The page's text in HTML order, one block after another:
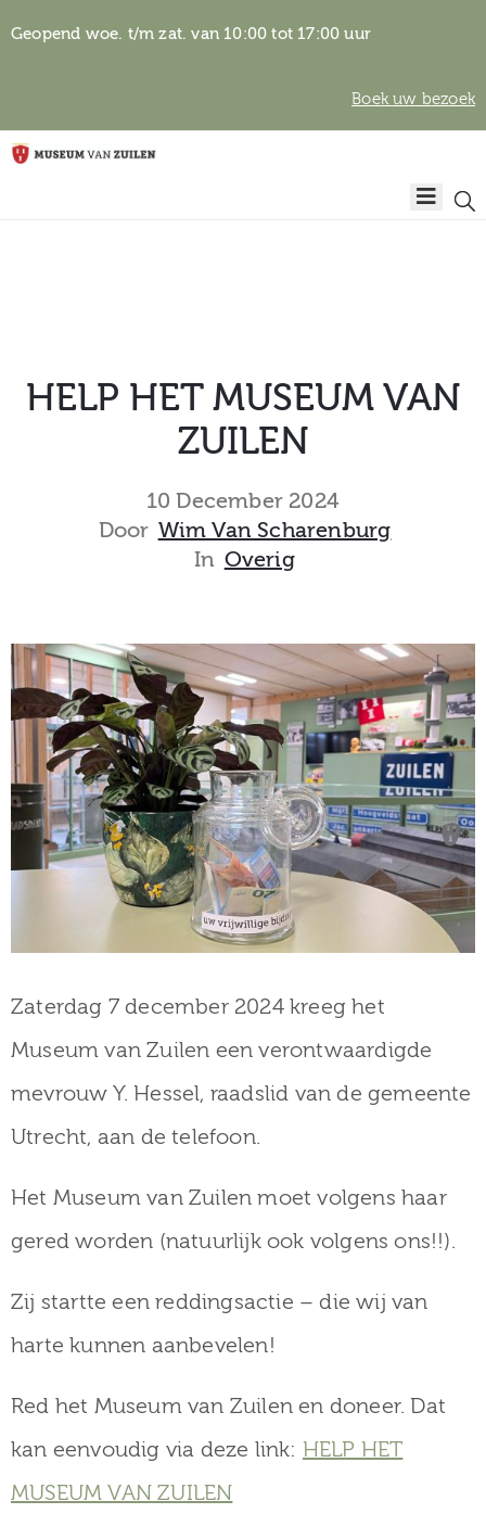
Geopend woe. t/m zat. van 10:00 tot 17:00 uur
Boek uw bezoek
Home
Verhalen
over
Zuilen
HELP HET MUSEUM VAN
ZUILEN
10 December 2024
Door Wim Van Scharenburg
In Overig
Zaterdag 7 december 2024 kreeg het
Museum van Zuilen een verontwaardigde
mevrouw Y. Hessel, raadslid van de gemeente
Utrecht, aan de telefoon.
Het Museum van Zuilen moet volgens haar
gered worden (natuurlijk ook volgens ons!!).
Zij startte een reddingsactie – die wij van
harte kunnen aanbevelen!
Red het Museum van Zuilen en doneer. Dat
kan eenvoudig via deze link: HELP HET
MUSEUM VAN ZUILEN
Algemene